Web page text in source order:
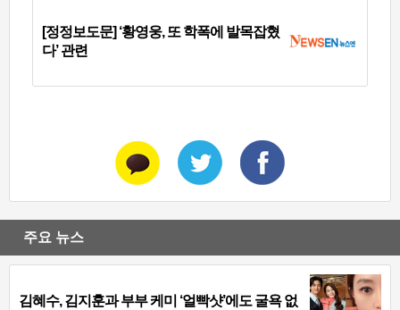
[정정보도문] ‘황영웅, 또 학폭에 발목잡혔
다’ 관련
주요 뉴스
김혜수, 김지훈과 부부 케미 ‘얼빡샷’에도 굴욕 없